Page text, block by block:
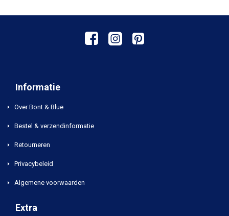
Informatie
Over Bont & Blue
Bestel & verzendinformatie
Retourneren
Privacybeleid
Algemene voorwaarden
Extra